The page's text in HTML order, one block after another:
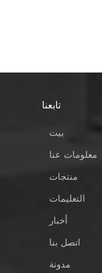
تابعنا
بيت
معلومات عنا
منتجات
التعليمات
أخبار
اتصل بنا
مدونة